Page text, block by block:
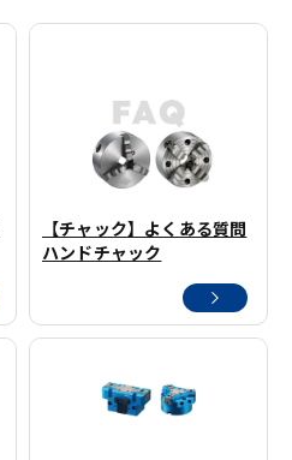
【チャック】よくある質問
ハンドチャック